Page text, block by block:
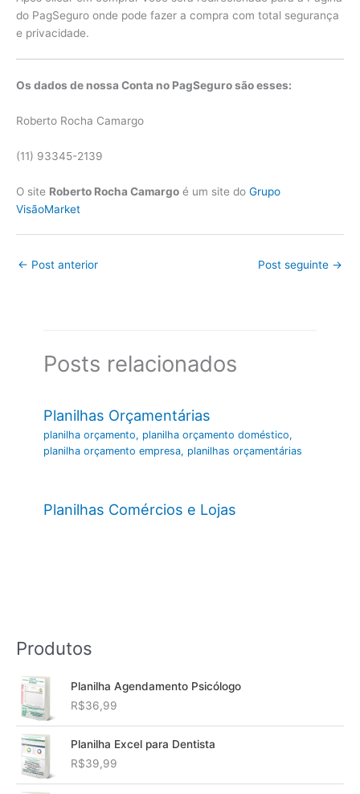
do PagSeguro onde pode fazer a compra com total segurança
e privacidade.
Os dados de nossa Conta no PagSeguro são esses:
Roberto Rocha Camargo
(11) 93345-2139
O site Roberto Rocha Camargo é um site do Grupo
VisãoMarket
← Post anterior Post seguinte →
Posts relacionados
Planilhas Orçamentárias
planilha orçamento, planilha orçamento doméstico,
planilha orçamento empresa, planilhas orçamentárias
Planilhas Comércios e Lojas
Produtos
Planilha Agendamento Psicólogo
R$36,99
Planilha Excel para Dentista
R$39,99